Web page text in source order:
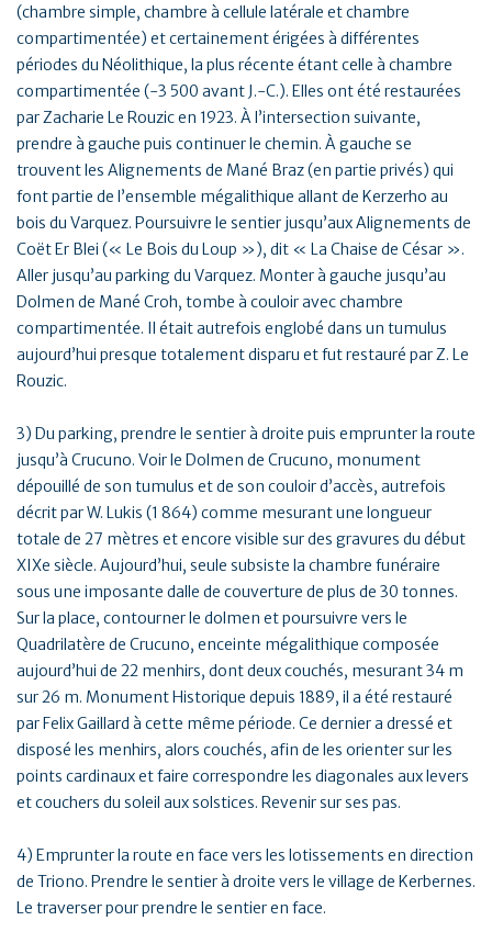
(chambre simple, chambre à cellule latérale et chambre
compartimentée) et certainement érigées à différentes
périodes du Néolithique, la plus récente étant celle à chambre
compartimentée (-3 500 avant J.-C.). Elles ont été restaurées
par Zacharie Le Rouzic en 1923. À l’intersection suivante,
prendre à gauche puis continuer le chemin. À gauche se
trouvent les Alignements de Mané Braz (en partie privés) qui
font partie de l’ensemble mégalithique allant de Kerzerho au
bois du Varquez. Poursuivre le sentier jusqu’aux Alignements de
Coët Er Blei (« Le Bois du Loup »), dit « La Chaise de César ».
Aller jusqu’au parking du Varquez. Monter à gauche jusqu’au
Dolmen de Mané Croh, tombe à couloir avec chambre
compartimentée. Il était autrefois englobé dans un tumulus
aujourd’hui presque totalement disparu et fut restauré par Z. Le
Rouzic.
3) Du parking, prendre le sentier à droite puis emprunter la route
jusqu’à Crucuno. Voir le Dolmen de Crucuno, monument
dépouillé de son tumulus et de son couloir d’accès, autrefois
décrit par W. Lukis (1 864) comme mesurant une longueur
totale de 27 mètres et encore visible sur des gravures du début
XIXe siècle. Aujourd’hui, seule subsiste la chambre funéraire
sous une imposante dalle de couverture de plus de 30 tonnes.
Sur la place, contourner le dolmen et poursuivre vers le
Quadrilatère de Crucuno, enceinte mégalithique composée
aujourd’hui de 22 menhirs, dont deux couchés, mesurant 34 m
sur 26 m. Monument Historique depuis 1889, il a été restauré
par Felix Gaillard à cette même période. Ce dernier a dressé et
disposé les menhirs, alors couchés, afin de les orienter sur les
points cardinaux et faire correspondre les diagonales aux levers
et couchers du soleil aux solstices. Revenir sur ses pas.
4) Emprunter la route en face vers les lotissements en direction
de Triono. Prendre le sentier à droite vers le village de Kerbernes.
Le traverser pour prendre le sentier en face.